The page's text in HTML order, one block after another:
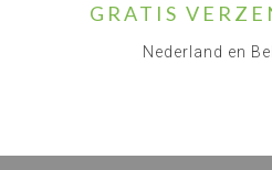
GRATIS
Nederland en